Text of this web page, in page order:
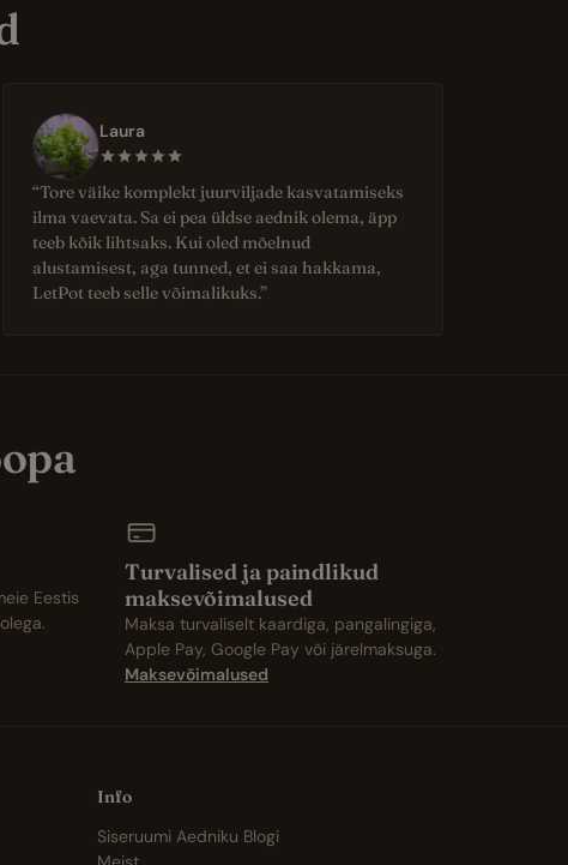
Laura
“Tore väike komplekt juurviljade kasvatamiseks
ilma vaevata. Sa ei pea üldse aednik olema, äpp
teeb kõik lihtsaks. Kui oled mõelnud
alustamisest, aga tunned, et ei saa hakkama,
LetPot teeb selle võimalikuks.”
Eestis
Turvalised ja paindlikud
maksevõimalused
Maksa turvaliselt kaardiga, pangalingiga,
Apple Pay, Google Pay või järelmaksuga.
Maksevõimalused
Info
Siseruumi Aedniku Blogi